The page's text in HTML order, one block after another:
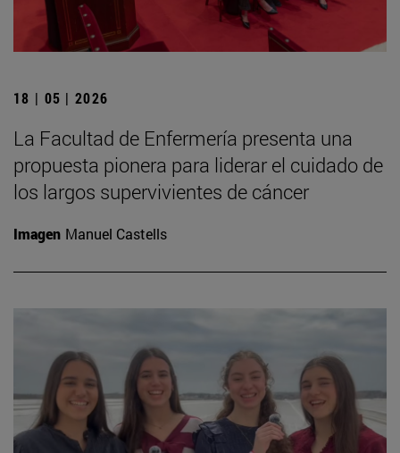
18 | 05 | 2026
La Facultad de Enfermería presenta una
propuesta pionera para liderar el cuidado de
los largos supervivientes de cáncer
Imagen Manuel Castells